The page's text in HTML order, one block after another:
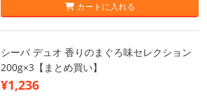
カートに入れる
シーバ デュオ 香りのまぐろ味セレクション
200g×3【まとめ買い】
¥1,236